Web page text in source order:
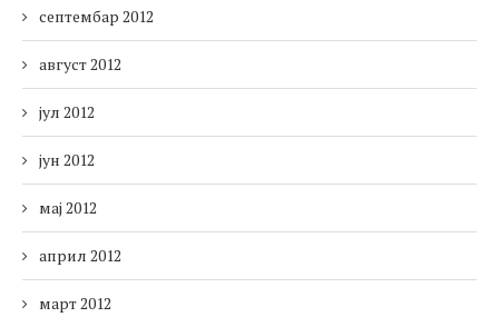
септембар 2012
август 2012
јул 2012
јун 2012
мај 2012
април 2012
март 2012